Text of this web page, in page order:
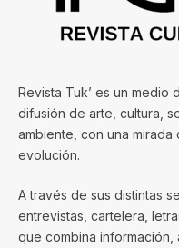
Revista Tuk’ es un
difusión de arte, cultura,
ambiente, con una
evolución.
A través de sus distintas
entrevistas, cartelera,
que combina información,